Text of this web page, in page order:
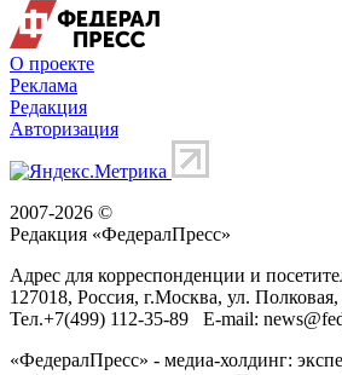
О проекте
Реклама
Редакция
Авторизация
2007-2026 ©
Редакция «ФедералПресс»
Адрес для корреспонденции и
127018, Россия, г.Москва, ул.
Тел.+7(499) 112-35-89 E-mail:
«ФедералПресс» - медиа-холдинг: